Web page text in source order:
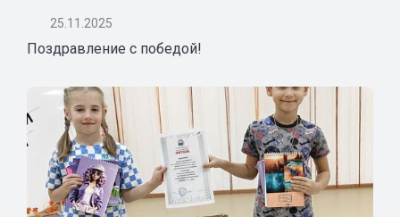
25.11.2025
Поздравление с победой!